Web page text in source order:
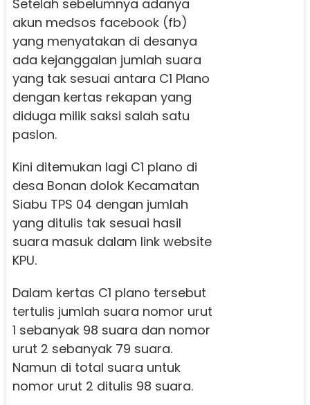
Setelah sebelumnya adanya
akun medsos facebook (fb)
yang menyatakan di desanya
ada kejanggalan jumlah suara
yang tak sesuai antara C1 Plano
dengan kertas rekapan yang
diduga milik saksi salah satu
paslon.
Kini ditemukan lagi C1 plano di
desa Bonan dolok Kecamatan
Siabu TPS 04 dengan jumlah
yang ditulis tak sesuai hasil
suara masuk dalam link website
KPU.
Dalam kertas C1 plano tersebut
tertulis jumlah suara nomor urut
1 sebanyak 98 suara dan nomor
urut 2 sebanyak 79 suara.
Namun di total suara untuk
nomor urut 2 ditulis 98 suara.